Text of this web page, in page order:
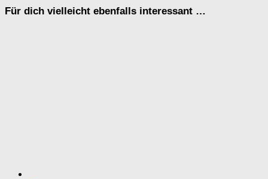
Für dich vielleicht ebenfalls interessant …